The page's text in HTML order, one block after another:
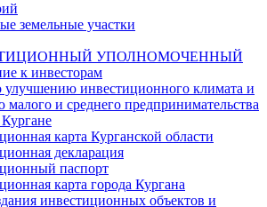
земельные участки
УПОЛНОМОЧЕННЫЙ
к инвесторам
улучшению инвестиционного климата и
малого и среднего предпринимательства
карта Курганской области
декларация
паспорт
карта города Кургана
инвестиционных объектов и